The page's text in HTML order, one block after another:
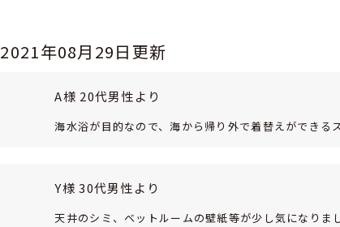
2021年08月29日更新
A様 20代男性より
海水浴が目的なので、海から帰り外で着替えができる
Y様 30代男性より
天井のシミ、ベットルームの壁紙等が少し気になり